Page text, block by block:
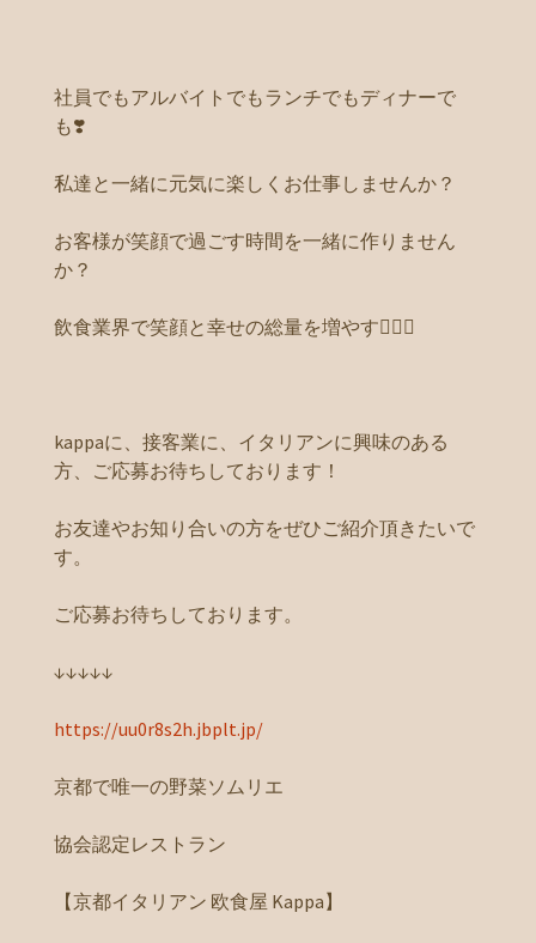
社員でもアルバイトでもランチでもディナーで
も❣️
私達と一緒に元気に楽しくお仕事しませんか？
お客様が笑顔で過ごす時間を一緒に作りません
か？
飲食業界で笑顔と幸せの総量を増やす
kappaに、接客業に、イタリアンに興味のある
方、ご応募お待ちしております！
お友達やお知り合いの方をぜひご紹介頂きたいで
す。
ご応募お待ちしております。
↓↓↓↓↓
https://uu0r8s2h.jbplt.jp/
京都で唯一の野菜ソムリエ
協会認定レストラン
【京都イタリアン 欧食屋 Kappa】